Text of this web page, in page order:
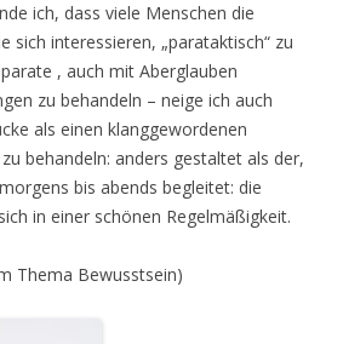
ich, dass viele Menschen die
sich interessieren, „parataktisch“ zu
, auch mit Aberglauben
zu behandeln – neige ich auch
als einen klanggewordenen
behandeln: anders gestaltet als der,
bis abends begleitet: die
in einer schönen Regelmäßigkeit.
Thema Bewusstsein)